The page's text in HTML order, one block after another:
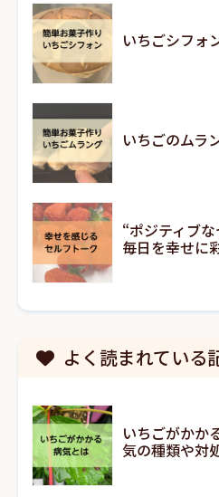
いちごシフォ
いちごのム
“ポジティブ
毎日を幸せに
よく読まれている
いちごがかか
気の種類や対